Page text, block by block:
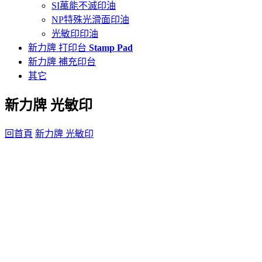
SI萬能不滅印油
NP特殊光滑面印油
光敏印印油
新力牌 打印台 Stamp Pad
新力牌 補充印台
其它
新力牌 光敏印
回首頁 新力牌 光敏印